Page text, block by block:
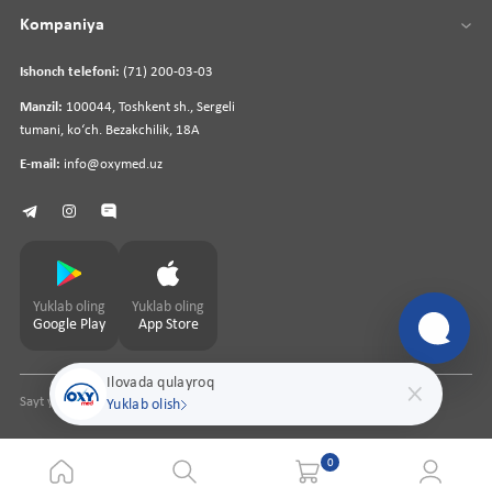
Ilovada qulayroq
Yuklab olish
Ishonch telefoni: (71) 200-03-03
Manzil: 100044, Toshkent sh., Sergeli
tumani, koʻch. Bezakchilik, 18A
E-mail: info@oxymed.uz
Kompaniya
Yuklab oling
Google Play
Yuklab oling
App Store
Sayt yaratuvchipharmit.uz
0